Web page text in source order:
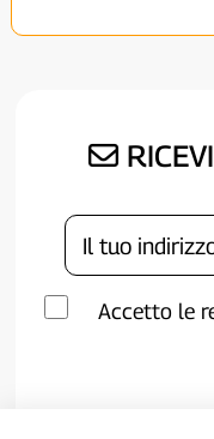
Accetto le